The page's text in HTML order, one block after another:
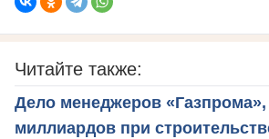
Читайте также:
Дело менеджеров
миллиардов при